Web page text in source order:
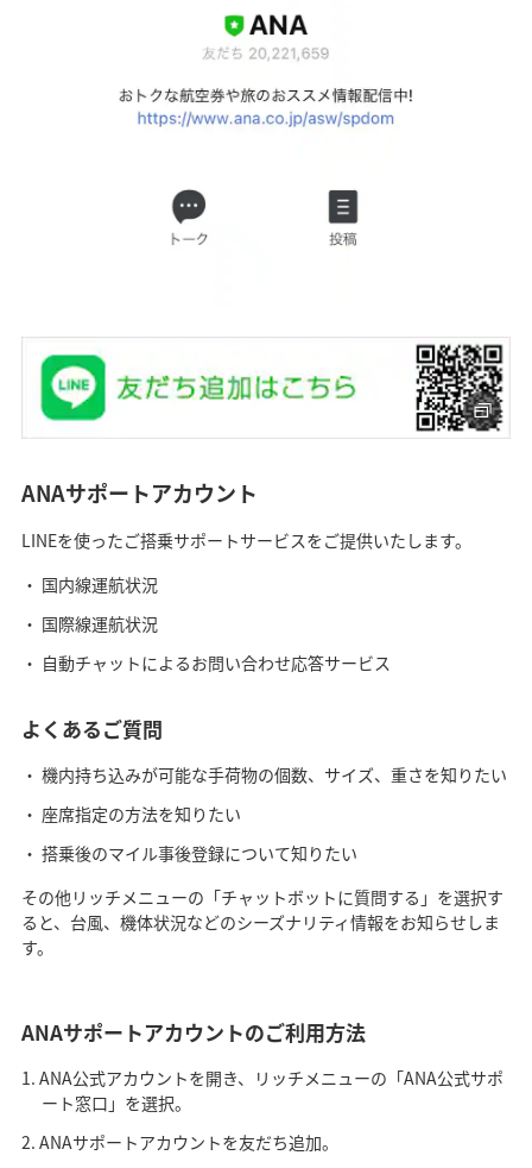
ANAサポートアカウント
LINEを使ったご搭乗サポートサービスをご提供いたします。
国内線運航状況
国際線運航状況
自動チャットによるお問い合わせ応答サービス
よくあるご質問
機内持ち込みが可能な手荷物の個数、サイズ、重さを知りたい
座席指定の方法を知りたい
搭乗後のマイル事後登録について知りたい
その他リッチメニューの「チャットボットに質問する」を選択す
ると、台風、機体状況などのシーズナリティ情報をお知らせしま
す。
ANAサポートアカウントのご利用方法
ANA公式アカウントを開き、リッチメニューの「ANA公式サポ
ート窓口」を選択。
ANAサポートアカウントを友だち追加。